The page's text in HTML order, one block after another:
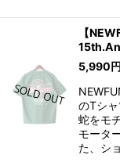
【
5,990円
のTシ
蛇をモ
モータ
た、シ